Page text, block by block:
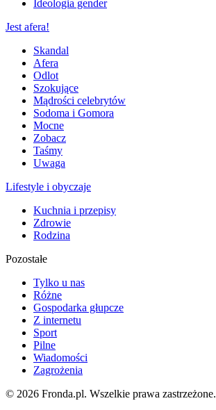
Ideologia gender
Jest afera!
Skandal
Afera
Odlot
Szokujące
Mądrości celebrytów
Sodoma i Gomora
Mocne
Zobacz
Taśmy
Uwaga
Lifestyle i obyczaje
Kuchnia i przepisy
Zdrowie
Rodzina
Pozostałe
Tylko u nas
Różne
Gospodarka głupcze
Z internetu
Sport
Pilne
Wiadomości
Zagrożenia
© 2026 Fronda.pl. Wszelkie prawa zastrzeżone.